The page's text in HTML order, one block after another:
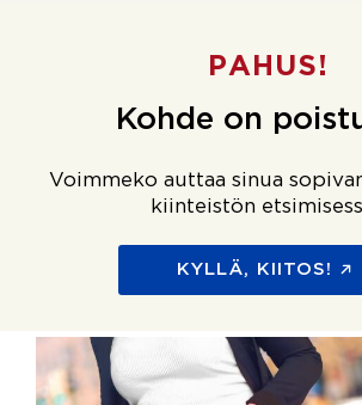
PAHUS!
Kohde on
Voimmeko auttaa sinua
kiinteistön
KYLLÄ, KIITOS!